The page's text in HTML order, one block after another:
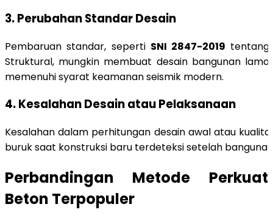
3.Perubahan Standar Desain
Pembaruan standar, seperti SNI 2847-2019 tentang
Struktural, mungkin membuat desain bangunan
memenuhi syarat keamanan seismik modern.
4.Kesalahan Desain atau Pelaksanaan
Kesalahan dalam perhitungan desain awal atau
buruk saat konstruksi baru terdeteksi setelah
Perbandingan Metode
Beton Terpopuler